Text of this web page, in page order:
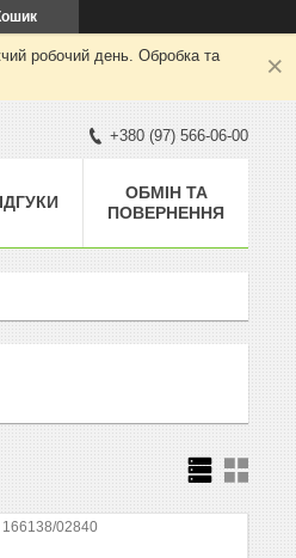
робочий день. Обробка та
+380 (97) 566-06-00
ОБМІН ТА
ПОВЕРНЕННЯ
166138/02840